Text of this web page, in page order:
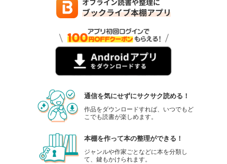
通信を気にせずにサクサク読める！
作品をダウンロードすれば、いつでもど
こでも読書が楽しめます。
本棚を作って本の整理ができる！
ジャンルや作家ごとなどに本を分類し
て、鍵もかけられます。